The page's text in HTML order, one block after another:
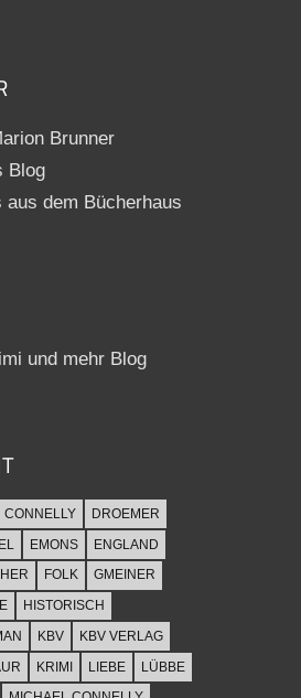
Brunner
Blog
aus dem Bücherhaus
und mehr Blog
CONNELLY
DROEMER
EMONS
ENGLAND
FOLK
GMEINER
HISTORISCH
KBV
KBV VERLAG
KRIMI LIEBE
LÜBBE